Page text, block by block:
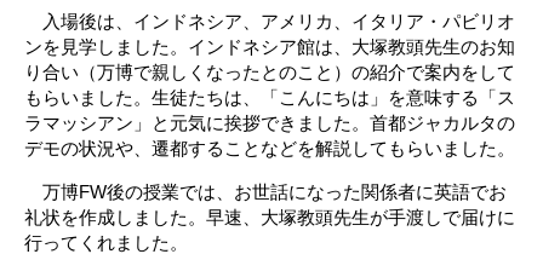
入場後は、インドネシア、アメリカ、イタリア・パビリオ
ンを見学しました。インドネシア館は、大塚教頭先生のお知
り合い（万博で親しくなったとのこと）の紹介で案内をして
もらいました。生徒たちは、「こんにちは」を意味する「ス
ラマッシアン」と元気に挨拶できました。首都ジャカルタの
デモの状況や、遷都することなどを解説してもらいました。
万博FW後の授業では、お世話になった関係者に英語でお
礼状を作成しました。早速、大塚教頭先生が手渡しで届けに
行ってくれました。